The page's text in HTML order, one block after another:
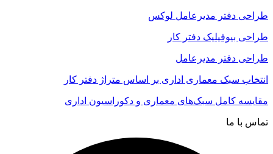
طراحی دفتر مدیرعامل لوکس
طراحی بیوفیلیک دفتر کار
طراحی دفتر مدیرعامل
انتخاب سبک معماری اداری بر اساس متراژ دفتر کار
مقایسه کامل سبک‌های معماری و دکوراسیون اداری
تماس با ما